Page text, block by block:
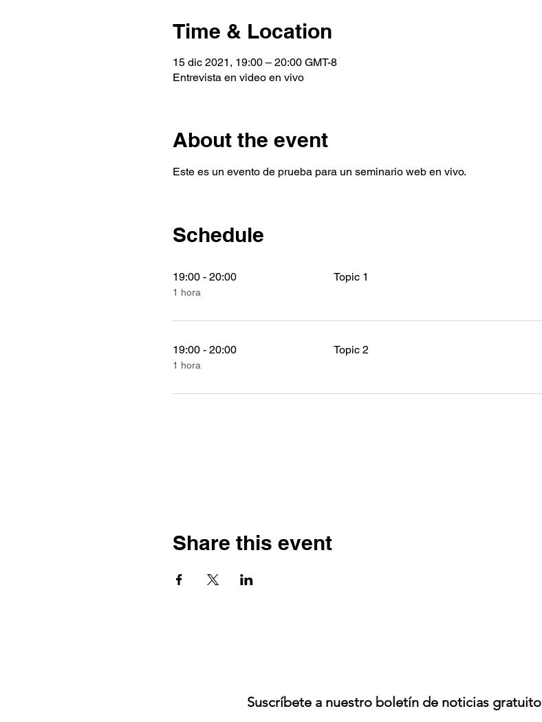
Time & Location
15 dic 2021, 19:00 – 20:00 GMT-8
Entrevista en video en vivo
About the event
Este es un evento de prueba para un seminario web en vivo.
Schedule
19:00 - 20:00
1 hora
Topic 1
19:00 - 20:00
1 hora
Topic 2
Share this event
Suscríbete a nuestro boletín de noticias gratuito